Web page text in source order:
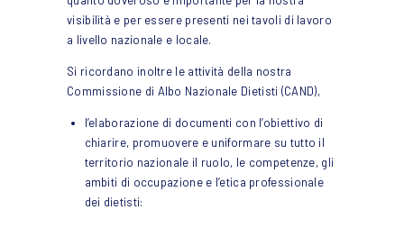
visibilità e per essere presenti nei tavoli di lavoro
a livello nazionale e locale.
Si ricordano inoltre le attività della nostra
Commissione di Albo Nazionale Dietisti (CAND),
l’elaborazione di documenti con l’obiettivo di
chiarire, promuovere e uniformare su tutto il
territorio nazionale il ruolo, le competenze, gli
ambiti di occupazione e l’etica professionale
dei dietisti: